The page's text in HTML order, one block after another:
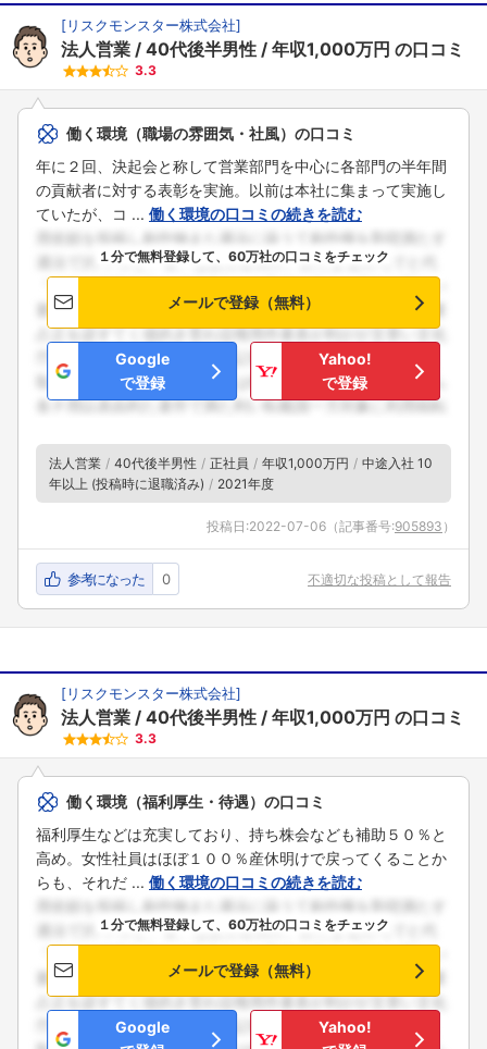
[リスクモンスター株式会社]
法人営業 40代後半男性 年収1,000万円 の口コミ
3.3
働く環境（職場の雰囲気・社風）の口コミ
年に２回、決起会と称して営業部門を中心に各部門の半年間
の貢献者に対する表彰を実施。以前は本社に集まって実施し
ていたが、コ ... 働く環境の口コミの続きを読む
１分で無料登録して、60万社の口コミをチェック
メールで登録（無料）
Google
で登録
Yahoo!
で登録
法人営業 40代後半男性 正社員 年収1,000万円
中途入社 10
年以上 (投稿時に退職済み)
2021年度
投稿日:2022-07-06 （記事番号:905893 ）
参考になった 0 不適切な投稿として報告
[リスクモンスター株式会社]
法人営業 40代後半男性 年収1,000万円 の口コミ
3.3
働く環境（福利厚生・待遇）の口コミ
福利厚生などは充実しており、持ち株会なども補助５０％と
高め。女性社員はほぼ１００％産休明けで戻ってくることか
らも、それだ ... 働く環境の口コミの続きを読む
１分で無料登録して、60万社の口コミをチェック
メールで登録（無料）
Google
Yahoo!